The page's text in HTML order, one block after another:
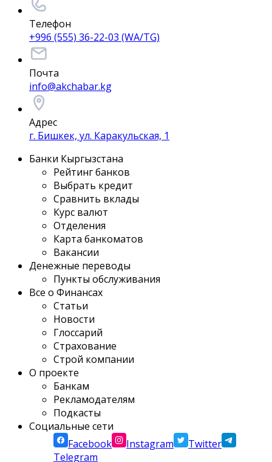
Телефон
+996 (555) 36-22-03 (WA/TG)
Почта
info@akchabar.kg
Адрес
г. Бишкек, ул. Каракульская, 1
Банки Кыргызстана
Рейтинг банков
Выбрать кредит
Сравнить вклады
Курс валют
Отделения
Карта банкоматов
Вакансии
Денежные переводы
Пункты обслуживания
Все о Финансах
Статьи
Новости
Глоссарий
Страхование
Строй компании
О проекте
Банкам
Рекламодателям
Подкасты
Социальные сети
Facebook
Instagram
Twitter
Telegram